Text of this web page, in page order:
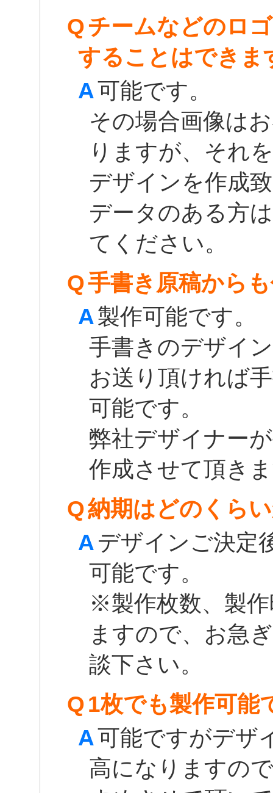
Qチームなどのロ
することはできま
A可能です。
その場合画像は
りますが、それ
デザインを作成
データのある方
てください。
Q手書き原稿から
A製作可能です。
手書きのデザイ
お送り頂ければ
可能です。
弊社デザイナー
作成させて頂き
Q納期はどのくら
Aデザインご決定
可能です。
※製作枚数、製
ますので、お急
談下さい。
Q1枚でも製作可能
A可能ですがデザ
高になりますの